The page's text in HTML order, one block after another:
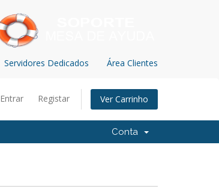
Servidores Dedicados Área Clientes
Entrar Registar Ver Carrinho
Conta